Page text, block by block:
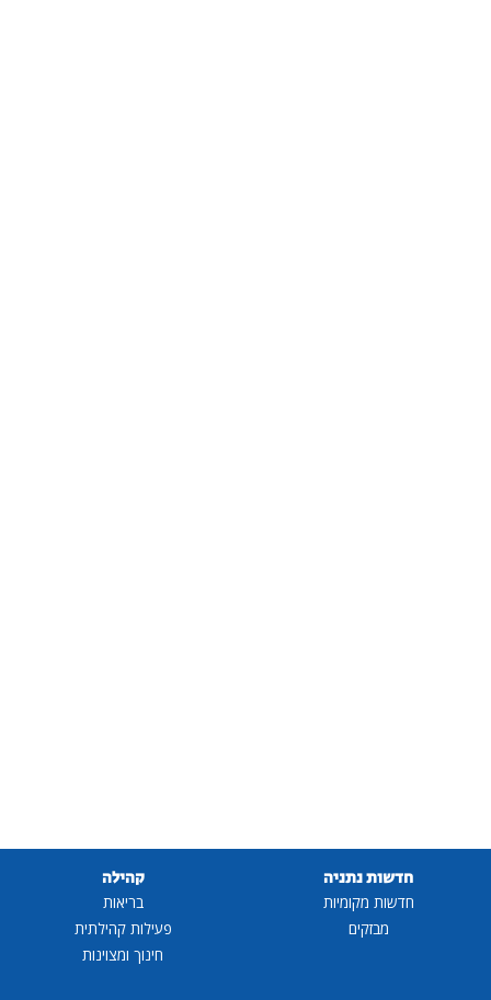
חדשות נתניה
חדשות מקומיות
מבזקים
קהילה
בריאות
פעילות קהילתית
חינוך ומצוינות